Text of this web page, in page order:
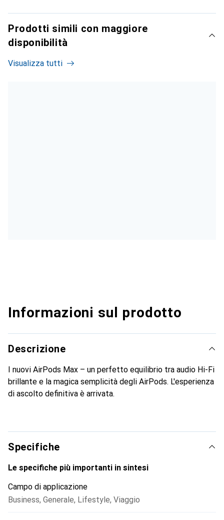
Prodotti simili con maggiore
disponibilità
Visualizza tutti
Informazioni sul prodotto
Descrizione
I nuovi AirPods Max – un perfetto equilibrio tra audio Hi-Fi
brillante e la magica semplicità degli AirPods. L'esperienza
di ascolto definitiva è arrivata.
Specifiche
Le specifiche più importanti in sintesi
Campo di applicazione
Business, Generale, Lifestyle, Viaggio